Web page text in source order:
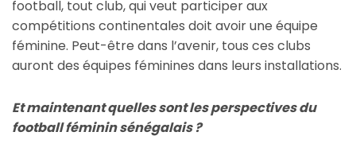
football, tout club, qui veut participer aux
compétitions continentales doit avoir une équipe
féminine. Peut-être dans l’avenir, tous ces clubs
auront des équipes féminines dans leurs installations.
Et maintenant quelles sont les perspectives du
football féminin sénégalais ?